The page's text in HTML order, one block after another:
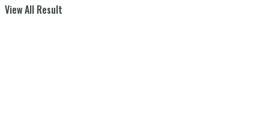
View All Result